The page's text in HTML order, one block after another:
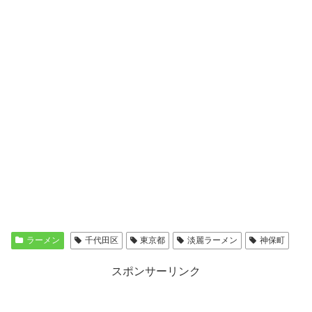
ラーメン 千代田区 東京都 淡麗ラーメン 神保町
スポンサーリンク